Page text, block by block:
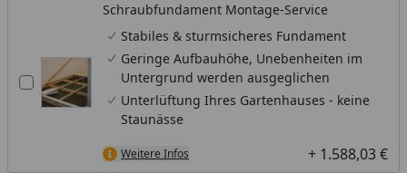
Schraubfundament Montage-Service
Stabiles & sturmsicheres Fundament
Geringe Aufbauhöhe, Unebenheiten im
Untergrund werden ausgeglichen
Unterlüftung Ihres Gartenhauses - keine
Staunässe
Weitere Infos + 1.588,03 €